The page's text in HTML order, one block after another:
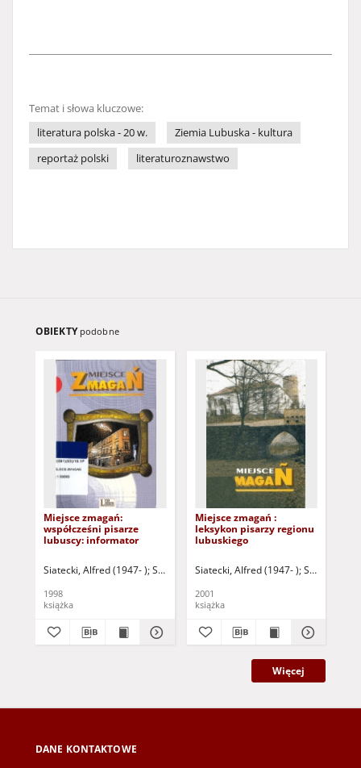
Temat i słowa kluczowe:
literatura polska - 20 w.
Ziemia Lubuska - kultura
reportaż polski
literaturoznawstwo
OBIEKTY podobne
Miejsce zmagań:
współcześni pisarze
lubuscy: informator
Siatecki, Alfred (1947- ) Siatecki, Alfred - oprac. Ankiewicz, Henryk
1998
książka
Miejsce zmagań :
leksykon pisarzy regionu
lubuskiego
Siatecki, Alfred (1947- ) Siatecki,
2001
książka
Więcej
DANE KONTAKTOWE